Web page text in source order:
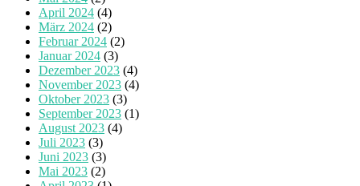
April 2024 (4)
März 2024 (2)
Februar 2024 (2)
Januar 2024 (3)
Dezember 2023 (4)
November 2023 (4)
Oktober 2023 (3)
September 2023 (1)
August 2023 (4)
Juli 2023 (3)
Juni 2023 (3)
Mai 2023 (2)